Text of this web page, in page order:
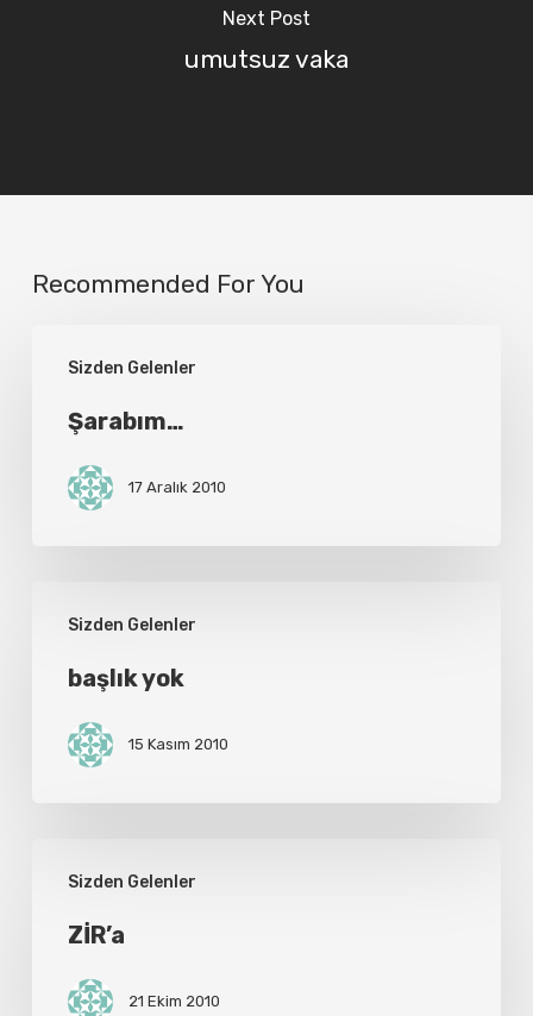
Next Post
umutsuz vaka
Recommended For You
Sizden Gelenler
Şarabım…
17 Aralık 2010
Sizden Gelenler
başlık yok
15 Kasım 2010
Sizden Gelenler
ZİR’a
21 Ekim 2010